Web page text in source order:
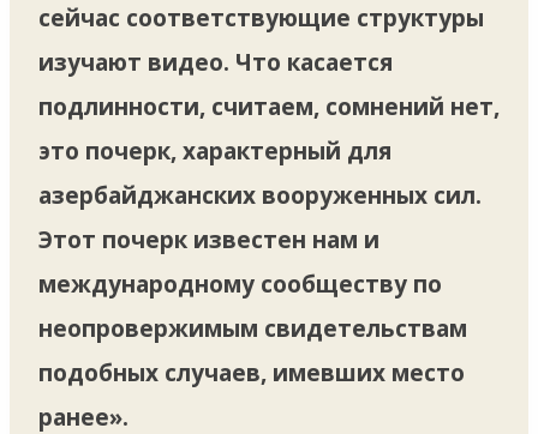
сейчас соответствующие структуры
изучают видео. Что касается
подлинности, считаем, сомнений нет,
это почерк, характерный для
азербайджанских вооруженных сил.
Этот почерк известен нам и
международному сообществу по
неопровержимым свидетельствам
подобных случаев, имевших место
ранее».